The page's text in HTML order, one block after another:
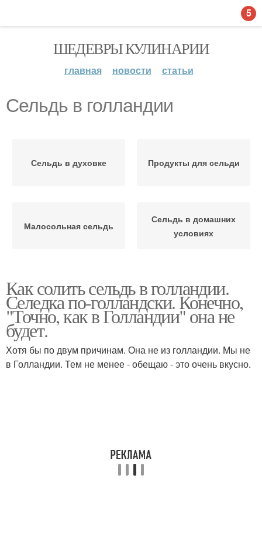
ШЕДЕВРЫ КУЛИНАРИИ
главная новости статьи
Сельдь в голландии
Сельдь в духовке Продукты для сельди
Малосольная сельдь
Сельдь в домашних
условиях
Как солить сельдь в голландии.
Селедка по-голландски. Конечно,
"Точно, как в Голландии" она не
будет.
Хотя бы по двум причинам. Она не из голландии. Мы не
в Голландии. Тем не менее - обещаю - это очень вкусно.
5